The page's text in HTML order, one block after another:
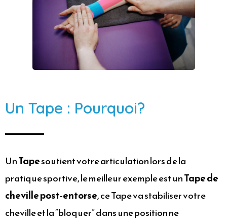
Un Tape : Pourquoi?
UnTapesoutient votre articulation lors de la
pratique sportive, le meilleur exemple est unTape de
cheville post-entorse, ce Tape va stabiliser votre
cheville et la “bloquer” dans une position ne